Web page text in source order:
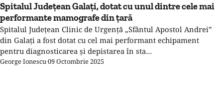
Spitalul Județean Galați, dotat cu unul dintre cele mai
performante mamografe din țară
Spitalul Județean Clinic de Urgență „Sfântul Apostol Andrei”
din Galați a fost dotat cu cel mai performant echipament
pentru diagnosticarea și depistarea în sta…
George Ionescu·09 Octombrie 2025